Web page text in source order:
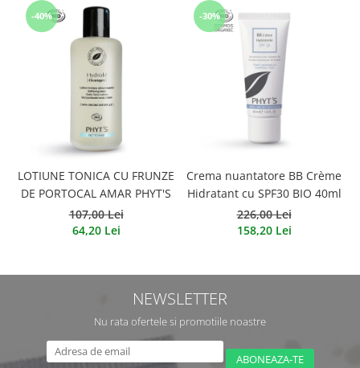
-40%
LOTIUNE TONICA CU FRUNZE
DE PORTOCAL AMAR PHYT'S
107,00 Lei
64,20 Lei
-30%
Crema nuantatore BB Crème
Hidratant cu SPF30 BIO 40ml
226,00 Lei
158,20 Lei
NEWSLETTER
Nu rata ofertele si promotiile noastre